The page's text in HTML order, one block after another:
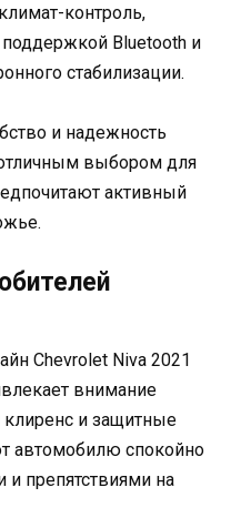
контроль,
Bluetooth и
стабилизации.
и надежность
выбором для
активный
Chevrolet Niva 2021
внимание
и защитные
автомобилю спокойно
и препятствиями на